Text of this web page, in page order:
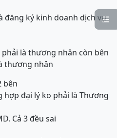

đăng ký kinh doanh dịch vụ
là thương nhân còn bên
thương nhân
bên
đại lý ko phải là Thương
D. Cả 3 đều sai